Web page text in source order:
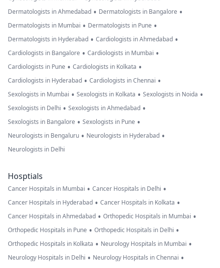
Dermatologists in Ahmedabad • Dermatologists in Bangalore •
Dermatologists in Mumbai • Dermatologists in Pune •
Dermatologists in Hyderabad • Cardiologists in Ahmedabad •
Cardiologists in Bangalore • Cardiologists in Mumbai •
Cardiologists in Pune • Cardiologists in Kolkata •
Cardiologists in Hyderabad • Cardiologists in Chennai •
Sexologists in Mumbai • Sexologists in Kolkata • Sexologists in Noida •
Sexologists in Delhi • Sexologists in Ahmedabad •
Sexologists in Bangalore • Sexologists in Pune •
Neurologists in Bengaluru • Neurologists in Hyderabad •
Neurologists in Delhi
Hosptials
Cancer Hospitals in Mumbai • Cancer Hospitals in Delhi •
Cancer Hospitals in Hyderabad • Cancer Hospitals in Kolkata •
Cancer Hospitals in Ahmedabad • Orthopedic Hospitals in Mumbai •
Orthopedic Hospitals in Pune • Orthopedic Hospitals in Delhi •
Orthopedic Hospitals in Kolkata • Neurology Hospitals in Mumbai •
Neurology Hospitals in Delhi • Neurology Hospitals in Chennai •